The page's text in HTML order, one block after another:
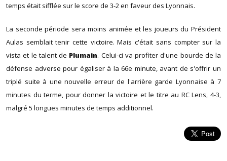
temps était sifflée sur le score de 3-2 en faveur des Lyonnais.
La seconde période sera moins animée et les joueurs du Président
Aulas semblait tenir cette victoire. Mais c'était sans compter sur la
vista et le talent de Plumain. Celui-ci va profiter d'une bourde de la
défense adverse pour égaliser à la 66e minute, avant de s'offrir un
triplé suite à une nouvelle erreur de l'arrière garde Lyonnaise à 7
minutes du terme, pour donner la victoire et le titre au RC Lens, 4-3,
malgré 5 longues minutes de temps additionnel.